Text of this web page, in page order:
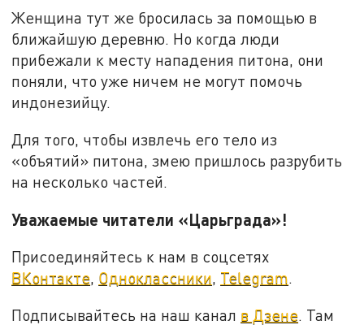
Женщина тут же бросилась за помощью в
ближайшую деревню. Но когда люди
прибежали к месту нападения питона, они
поняли, что уже ничем не могут помочь
индонезийцу.
Для того, чтобы извлечь его тело из
«объятий» питона, змею пришлось разрубить
на несколько частей.
Уважаемые читатели «Царьграда»!
Присоединяйтесь к нам в соцсетях
ВКонтакте, Одноклассники, Telegram.
Подписывайтесь на наш канал в Дзене. Там